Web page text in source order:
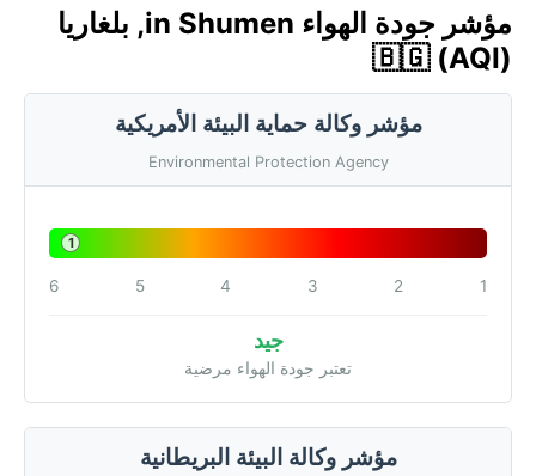
مؤشر جودة الهواء in Shumen, بلغاريا
🇧🇬 (AQI)
مؤشر وكالة حماية البيئة الأمريكية
Environmental Protection Agency
1
1
2
3
4
5
6
جيد
تعتبر جودة الهواء مرضية
مؤشر وكالة البيئة البريطانية